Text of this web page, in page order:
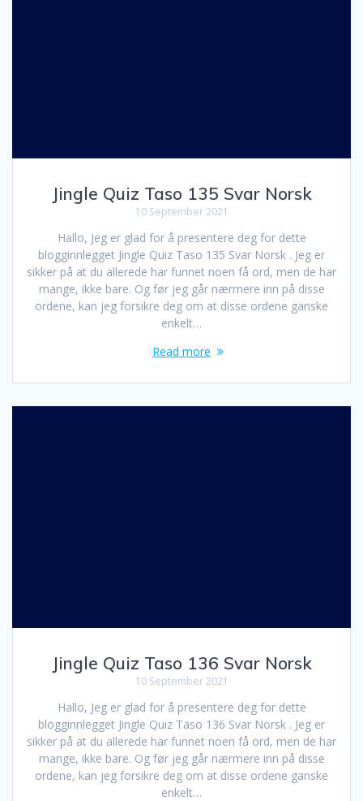
Jingle Quiz Taso 135 Svar Norsk
10 September 2021
Hallo, Jeg er glad for å presentere deg for dette
blogginnlegget Jingle Quiz Taso 135 Svar Norsk . Jeg er
sikker på at du allerede har funnet noen få ord, men de har
mange, ikke bare. Og før jeg går nærmere inn på disse
ordene, kan jeg forsikre deg om at disse ordene ganske
enkelt…
Read more
Jingle Quiz Taso 136 Svar Norsk
10 September 2021
Hallo, Jeg er glad for å presentere deg for dette
blogginnlegget Jingle Quiz Taso 136 Svar Norsk . Jeg er
sikker på at du allerede har funnet noen få ord, men de har
mange, ikke bare. Og før jeg går nærmere inn på disse
ordene, kan jeg forsikre deg om at disse ordene ganske
enkelt…